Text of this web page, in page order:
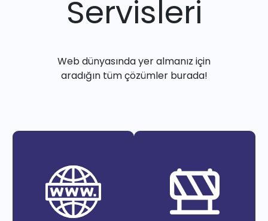
Servisleri
Web dünyasında yer almanız için
aradığın tüm çözümler burada!